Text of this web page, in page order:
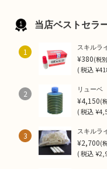
当店ベストセラ
1 スキル
¥380(税
(税込
2 リュー
¥4,150(
(税込
3 スキルラ
¥2,700(
(税込